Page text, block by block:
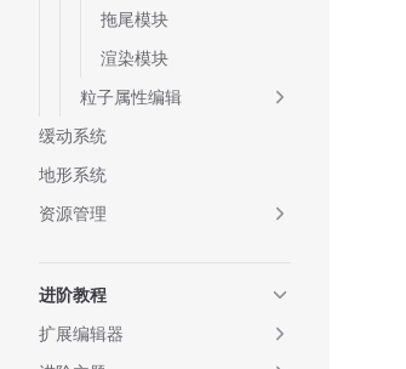
拖尾模块
渲染模块
粒子属性编辑
缓动系统
地形系统
资源管理
进阶教程
扩展编辑器